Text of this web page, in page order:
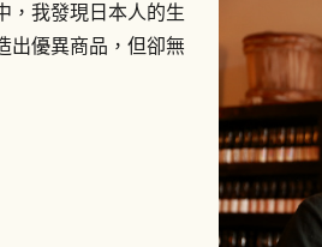
，我發現日本人的生
出優異商品，但卻無